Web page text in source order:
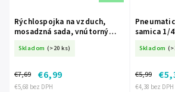
Rýchlospojka na vzduch,
mosadzná sada, vnútorný
Skladom (>20 ks)
€5,68 bez DPH
€7,69 €6,99
samica 1/
Skladom
€4,38 bez DPH
€5,99